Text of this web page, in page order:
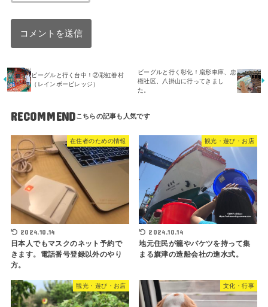
ビーグルと行く台中！②彩虹眷村
（レインボービレッジ）
ビーグルと行く彰化！扇形車庫、忠
権社区、八掛山に行ってきまし
た。
RECOMMEND
在住者のための情報
2024.10.14
日本人でもマスクのネット予約で
きます。電話番号登録以外のやり
方。
観光・遊び・お店
2024.10.14
地元住民が籠やバケツを持って集
まる旗津の造船会社の進水式。
観光・遊び・お店 文化・行事